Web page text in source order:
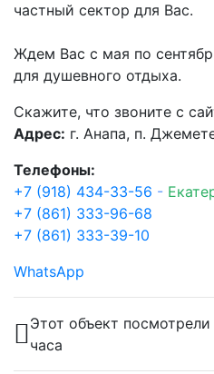
частный сектор для Вас.
Ждем Вас с мая по
для душевного отдыха.
Скажите, что звоните с
Адрес: г. Анапа, п.
Телефоны:
+7 (918) 434-33-56 -
+7 (861) 333-96-68
+7 (861) 333-39-10
WhatsApp
Этот объект посмотрели
часа